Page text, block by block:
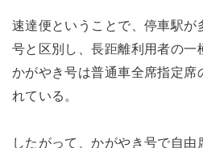
速達便ということで、停車駅が
号と区別し、長距離利用者の一
かがやき号は普通車全席指定席
れている。
したがって、かがやき号で自